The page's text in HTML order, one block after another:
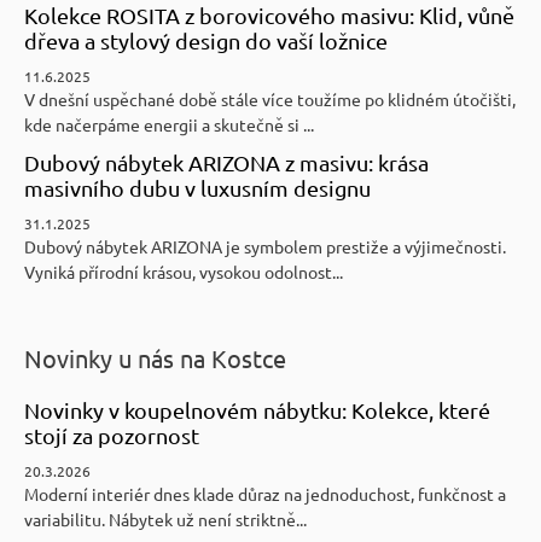
Kolekce ROSITA z borovicového masivu: Klid, vůně
dřeva a stylový design do vaší ložnice
11.6.2025
V dnešní uspěchané době stále více toužíme po klidném útočišti,
kde načerpáme energii a skutečně si ...
Dubový nábytek ARIZONA z masivu: krása
masivního dubu v luxusním designu
31.1.2025
Dubový nábytek ARIZONA je symbolem prestiže a výjimečnosti.
Vyniká přírodní krásou, vysokou odolnost...
Novinky u nás na Kostce
Novinky v koupelnovém nábytku: Kolekce, které
stojí za pozornost
20.3.2026
Moderní interiér dnes klade důraz na jednoduchost, funkčnost a
variabilitu. Nábytek už není striktně...